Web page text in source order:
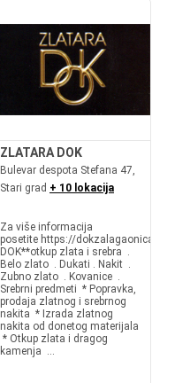
ZLATARA DOK
Bulevar despota Stefana 47,
Stari grad + 10 lokacija
Za više informacija
posetite https://dokzalagaonica.rs/
DOK**otkup zlata i srebra .
Belo zlato . Dukati . Nakit .
Zubno zlato . Kovanice .
Srebrni predmeti * Popravka,
prodaja zlatnog i srebrnog
nakita * Izrada zlatnog
nakita od donetog materijala
* Otkup zlata i dragog
kamenja ...